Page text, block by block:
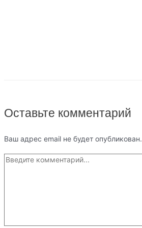
Оставьте комментарий
Ваш адрес email не будет опубликован.
Введите
комментарий...